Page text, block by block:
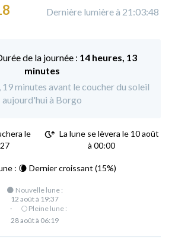
Dernière lumière à 21:03:48
de la journée : 14 heures, 13
minutes
19 minutes avant le coucher du soleil
aujourd'hui à Borgo
le
La lune se lèvera le 10 août
à 00:00
: 🌘 Dernier croissant (15%)
🌑 Nouvelle lune :
12 août à 19:37
·
🌕 Pleine lune :
28 août à 06:19